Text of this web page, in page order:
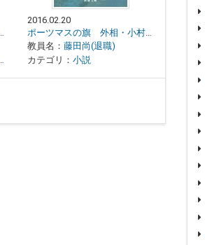
2016.02.20
教員名：藤田尚(退職)
カテゴリ：小説